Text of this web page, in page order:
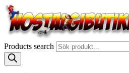
Products search